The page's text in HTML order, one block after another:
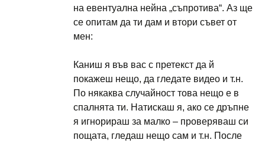
на евентуална нейна „съпротива“. Аз ще
се опитам да ти дам и втори съвет от
мен:
Каниш я във вас с претекст да й
покажеш нещо, да гледате видео и т.н.
По някаква случайност това нещо е в
спалнята ти. Натискаш я, ако се дръпне
я игнорираш за малко – проверяваш си
пощата, гледаш нещо сам и т.н. После